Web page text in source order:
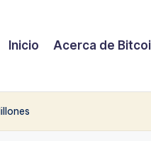
Inicio Acerca de